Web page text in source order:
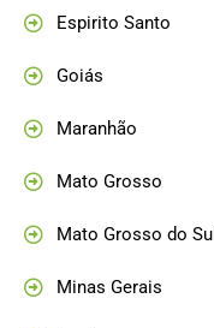
Espirito Santo
Goiás
Maranhão
Mato Grosso
Mato Grosso do Sul
Minas Gerais